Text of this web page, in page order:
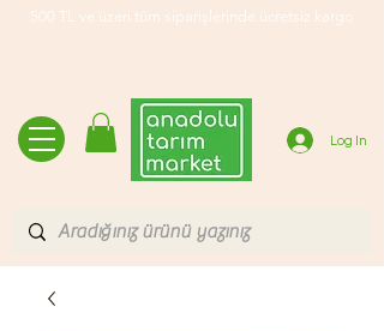
500 TL ve üzeri tüm siparişlerinde ücretsiz kargo
Log In